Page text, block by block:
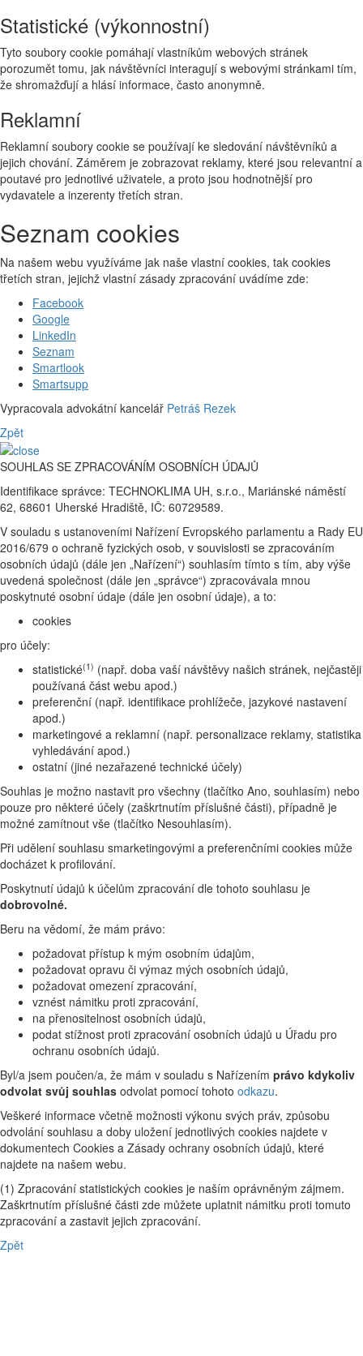
Statistické (výkonnostní)
Tyto soubory cookie pomáhají vlastníkům webových stránek
porozumět tomu, jak návštěvníci interagují s webovými stránkami tím,
že shromažďují a hlásí informace, často anonymně.
Reklamní
Reklamní soubory cookie se používají ke sledování návštěvníků a
jejich chování. Záměrem je zobrazovat reklamy, které jsou relevantní a
poutavé pro jednotlivé uživatele, a proto jsou hodnotnější pro
vydavatele a inzerenty třetích stran.
Seznam cookies
Na našem webu využíváme jak naše vlastní cookies, tak cookies
třetích stran, jejichž vlastní zásady zpracování uvádíme zde:
Facebook
Google
LinkedIn
Seznam
Smartlook
Smartsupp
Vypracovala advokátní kancelář Petráš Rezek
Zpět
SOUHLAS SE ZPRACOVÁNÍM OSOBNÍCH ÚDAJŮ
Identifikace správce: TECHNOKLIMA UH, s.r.o., Mariánské náměstí
62, 68601 Uherské Hradiště, IČ: 60729589.
V souladu s ustanoveními Nařízení Evropského parlamentu a Rady EU
2016/679 o ochraně fyzických osob, v souvislosti se zpracováním
osobních údajů (dále jen „Nařízení“) souhlasím tímto s tím, aby výše
uvedená společnost (dále jen „správce“) zpracovávala mnou
poskytnuté osobní údaje (dále jen osobní údaje), a to:
cookies
pro účely:
statistické(1) (např. doba vaší návštěvy našich stránek, nejčastěji
používaná část webu apod.)
preferenční (např. identifikace prohlížeče, jazykové nastavení
apod.)
marketingové a reklamní (např. personalizace reklamy, statistika
vyhledávání apod.)
ostatní (jiné nezařazené technické účely)
Souhlas je možno nastavit pro všechny (tlačítko Ano, souhlasím) nebo
pouze pro některé účely (zaškrtnutím příslušné části), případně je
možné zamítnout vše (tlačítko Nesouhlasím).
Při udělení souhlasu smarketingovými a preferenčními cookies může
docházet k profilování.
Poskytnutí údajů k účelům zpracování dle tohoto souhlasu je
dobrovolné.
Beru na vědomí, že mám právo:
požadovat přístup k mým osobním údajům,
požadovat opravu či výmaz mých osobních údajů,
požadovat omezení zpracování,
vznést námitku proti zpracování,
na přenositelnost osobních údajů,
podat stížnost proti zpracování osobních údajů u Úřadu pro
ochranu osobních údajů.
Byl/a jsem poučen/a, že mám v souladu s Nařízením právo kdykoliv
odvolat svůj souhlas odvolat pomocí tohoto odkazu.
Veškeré informace včetně možnosti výkonu svých práv, způsobu
odvolání souhlasu a doby uložení jednotlivých cookies najdete v
dokumentech Cookies a Zásady ochrany osobních údajů, které
najdete na našem webu.
(1) Zpracování statistických cookies je naším oprávněným zájmem.
Zaškrtnutím příslušné části zde můžete uplatnit námitku proti tomuto
zpracování a zastavit jejich zpracování.
Zpět